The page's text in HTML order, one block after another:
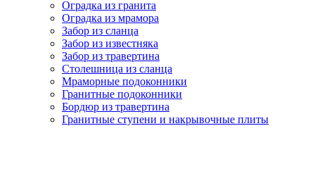
Оградка из гранита
Оградка из мрамора
Забор из сланца
Забор из известняка
Забор из травертина
Столешница из сланца
Мраморные подоконники
Гранитные подоконники
Бордюр из травертина
Гранитные ступени и накрывочные плиты